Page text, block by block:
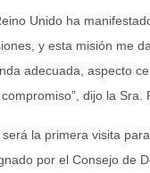
Unido ha
y esta misión me
adecuada, aspecto
dijo la Sra.
será la primera visita
por el Consejo de